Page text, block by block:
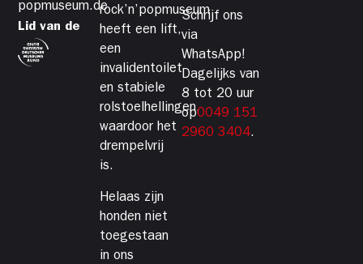
popmuseum.de
Lid van de
rock’n’popmuseum
heeft een lift,
een
invalidentoilet
en stabiele
rolstoelhellingen,
waardoor het
drempelvrij
is.
Helaas zijn
honden niet
toegestaan
in ons
Schrijf ons
via
WhatsApp!
Dagelijks van
8 tot 20 uur
op0049 151
2960 3404.